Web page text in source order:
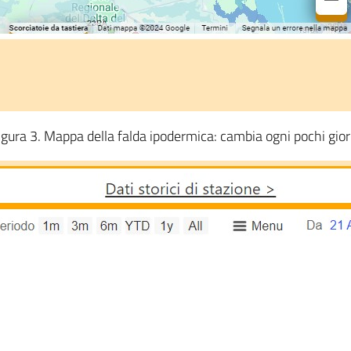
3. Mappa della falda ipodermica: cambia ogni pochi